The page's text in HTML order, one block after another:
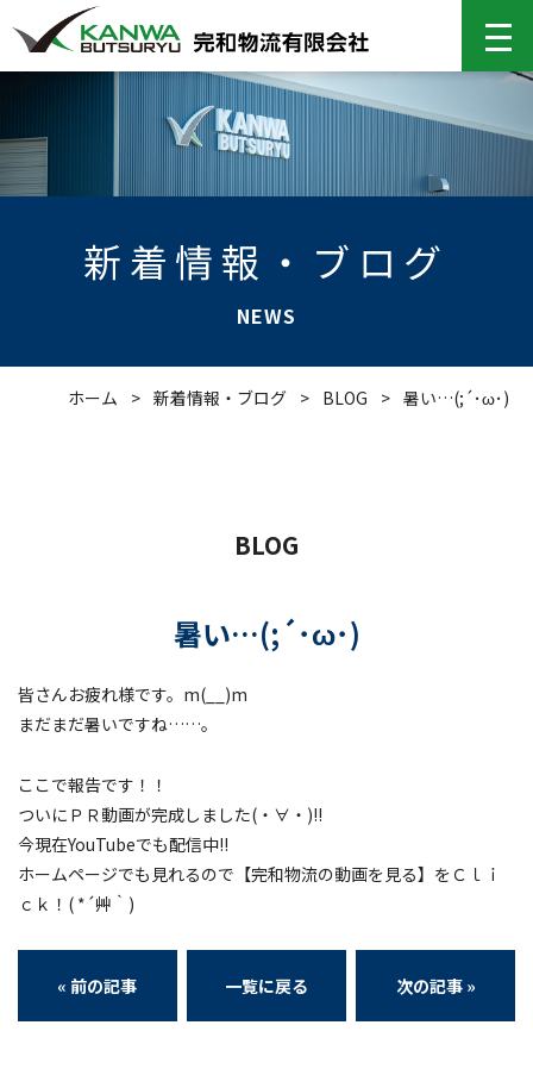
新着情報・ブログ
NEWS
ホーム > 新着情報・ブログ > BLOG > 暑い…(;´･ω･)
BLOG
暑い…(;´･ω･)
皆さんお疲れ様です。m(__)m
まだまだ暑いですね……。
ここで報告です！！
ついにＰＲ動画が完成しました(・∀・)!!
今現在YouTubeでも配信中!!
ホームページでも見れるので【完和物流の動画を見る】をＣｌｉ
ｃｋ！( *´艸｀)
« 前の記事 一覧に戻る 次の記事 »